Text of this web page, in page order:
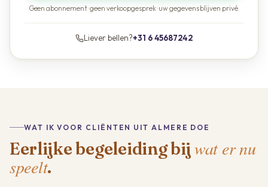
Geen abonnement · geen verkoopgesprek · uw gegevens blijven privé.
Liever bellen?+31 6 45687242
WAT IK VOOR CLIËNTEN UIT ALMERE DOE
Eerlijke begeleiding bij wat er nu
speelt.